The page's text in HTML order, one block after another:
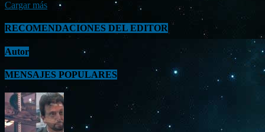
Cargar más
RECOMENDACIONES DEL EDITOR
Autor
MENSAJES POPULARES